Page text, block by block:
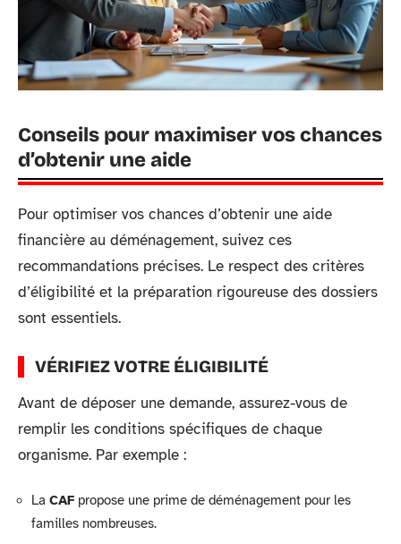
Conseils pour maximiser vos chances
d’obtenir une aide
Pour optimiser vos chances d’obtenir une aide
financière au déménagement, suivez ces
recommandations précises. Le respect des critères
d’éligibilité et la préparation rigoureuse des dossiers
sont essentiels.
VÉRIFIEZ VOTRE ÉLIGIBILITÉ
Avant de déposer une demande, assurez-vous de
remplir les conditions spécifiques de chaque
organisme. Par exemple :
La CAF propose une prime de déménagement pour les
familles nombreuses.